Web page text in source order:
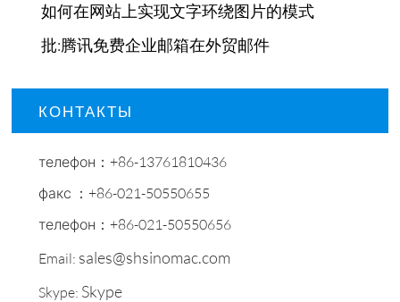
如何在网站上实现文字环绕图片的模式
批:腾讯免费企业邮箱在外贸邮件
КОНТАКТЫ
телефон：+86-13761810436
факс ：+86-021-50550655
телефон：+86-021-50550656
Email: sales@shsinomac.com
Skype: Skype